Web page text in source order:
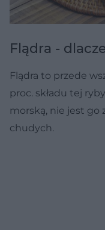
Flądra -
Flądra to przede
proc. składu tej
morską, nie jest go
chudych.